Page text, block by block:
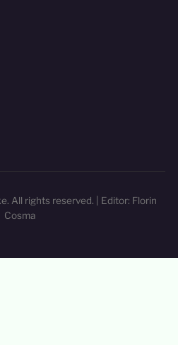
All rights reserved. | Editor: Florin
Cosma